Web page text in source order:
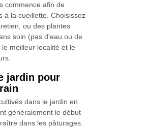
commence afin de
à la cueillette. Choisissez
ou des plantes
soin (pas d'eau ou de
meilleur localité et le
jardin pour
dans le jardin en
généralement le début
dans les pâturages.